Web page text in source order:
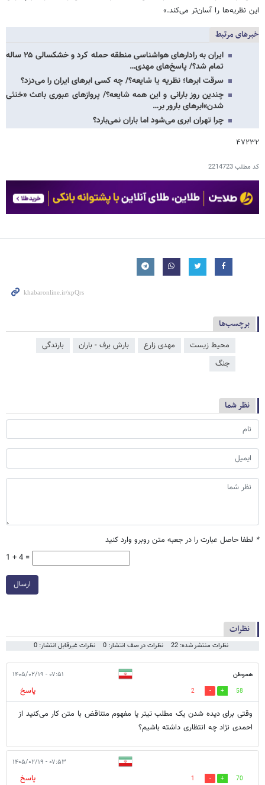
این نظریه‌ها را آسان‌تر می‌کند.»
خبرهای مرتبط
ایران به رادارهای هواشناسی منطقه حمله کرد و خشکسالی ۲۵ ساله
تمام شد؟/ پاسخ‌های مهدی…
سرقت ابرها؛ نظریه‌ یا شایعه؟/ چه کسی ابرهای ایران را می‌دزد؟
چندین روز بارانی و این همه شایعه؟/ پروازهای عبوری باعث «خنثی
شدن»ابرهای بارور بر…
چرا تهران ابری می‌شود اما باران نمی‌بارد؟
۴۷۲۳۲
کد مطلب2214723
برچسب‌ها
محیط زیست مهدی زارع بارش برف - باران
بارندگی
جنگ
نظر شما
* لطفا حاصل عبارت را در جعبه متن روبرو وارد کنید
1 + 4 =
ارسال
نظرات
نظرات منتشر شده: 22 نظرات در صف انتشار: 0 نظرات غیرقابل انتشار: 0
هموطن ۰۷:۵۱ - ۱۴۰۵/۰۲/۱۹
58
2
پاسخ
وقتی برای دیده شدن یک مطلب تیتر یا مفهوم متناقض با متن کار می‌کنید از
احمدی نژاد چه انتظاری داشته باشیم؟
۰۷:۵۳ - ۱۴۰۵/۰۲/۱۹
70
1
پاسخ